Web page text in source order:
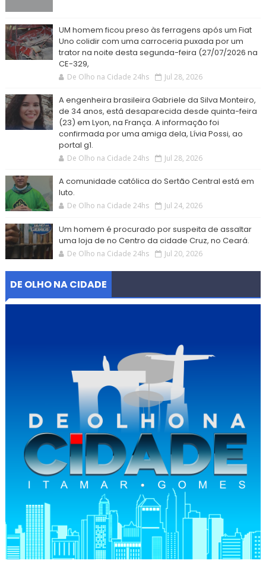
UM homem ficou preso às ferragens após um Fiat
Uno colidir com uma carroceria puxada por um
trator na noite desta segunda-feira (27/07/2026 na
CE-329,
De Olho na Cidade 24hs Jul 28, 2026
A engenheira brasileira Gabriele da Silva Monteiro,
de 34 anos, está desaparecida desde quinta-feira
(23) em Lyon, na França. A informação foi
confirmada por uma amiga dela, Lívia Possi, ao
portal g1.
De Olho na Cidade 24hs Jul 28, 2026
A comunidade católica do Sertão Central está em
luto.
De Olho na Cidade 24hs Jul 24, 2026
Um homem é procurado por suspeita de assaltar
uma loja de no Centro da cidade Cruz, no Ceará.
De Olho na Cidade 24hs Jul 20, 2026
DE OLHO NA CIDADE